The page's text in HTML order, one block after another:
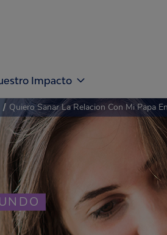
Impacto
/ Quiero Sanar La Relacion Con Mi Papa